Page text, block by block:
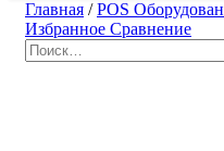
Главная /POS
Избранное Сравнение
Найти: